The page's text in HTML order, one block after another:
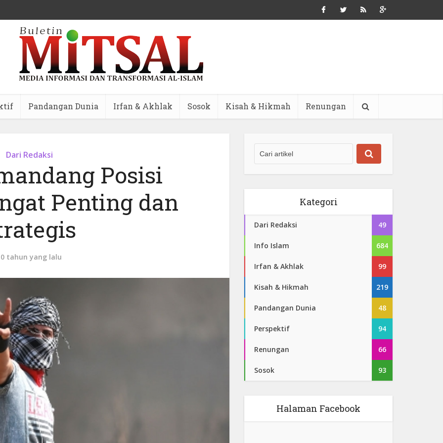
Pandangan Dunia Irfan & Akhlak Sosok Kisah & Hikmah Renungan
Dari Redaksi
Posisi
Penting dan
tahun yang lalu
Kategori
Dari Redaksi 49
Info Islam 684
Irfan & Akhlak 99
Kisah & Hikmah 219
Pandangan Dunia 48
Perspektif 94
Renungan 66
Sosok 93
Halaman Facebook